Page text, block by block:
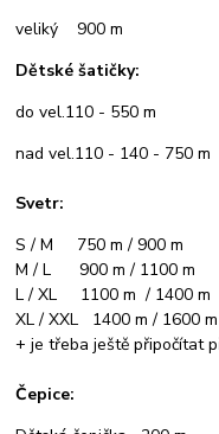
veliký 900 m
Dětské šatičky:
do vel.110 - 550 m
nad vel.110 - 140 - 750 m
Svetr:
S / M 750 m / 900 m
M / L 900 m / 1100 m
L / XL 1100 m / 1400 m
XL / XXL 1400 m / 1600 m
+ je třeba ještě připočítat
Čepice: